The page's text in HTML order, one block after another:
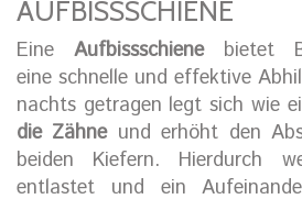
AUFBISSSCHIENE
Eine Aufbissschienebietet
eine schnelle und effektive
nachts getragen legt sich wie
die Zähneund erhöht den
beiden Kiefern. Hierdurch
entlastet und ein